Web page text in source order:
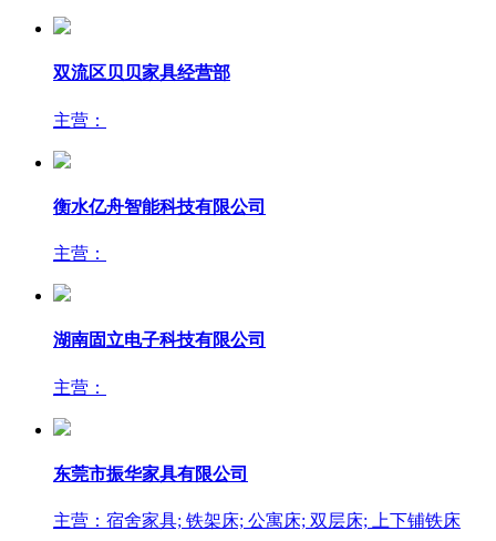
双流区贝贝家具经营部
主营：
衡水亿舟智能科技有限公司
主营：
湖南固立电子科技有限公司
主营：
东莞市振华家具有限公司
主营：宿舍家具; 铁架床; 公寓床; 双层床; 上下铺铁床